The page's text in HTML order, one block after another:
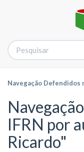
Navegação Defendidos
IFRN por
Ricardo"